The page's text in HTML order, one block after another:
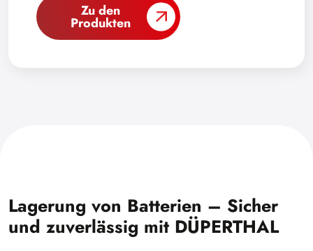
Zu den
Produkten
Lagerung von Batterien – Sicher
und zuverlässig mit DÜPERTHAL